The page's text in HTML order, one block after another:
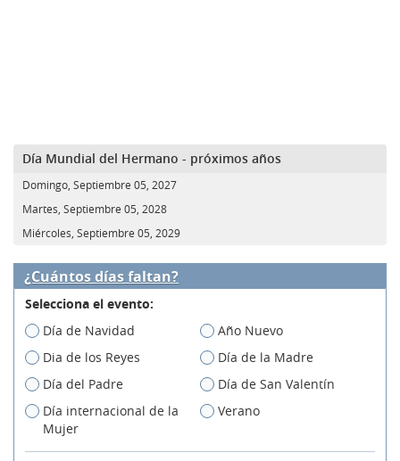
Día Mundial del Hermano - próximos años
Domingo, Septiembre 05, 2027
Martes, Septiembre 05, 2028
Miércoles, Septiembre 05, 2029
¿Cuántos días faltan?
Selecciona el evento:
Día de Navidad
Año Nuevo
Dia de los Reyes
Día de la Madre
Día del Padre
Día de San Valentín
Día internacional de la
Mujer
Verano